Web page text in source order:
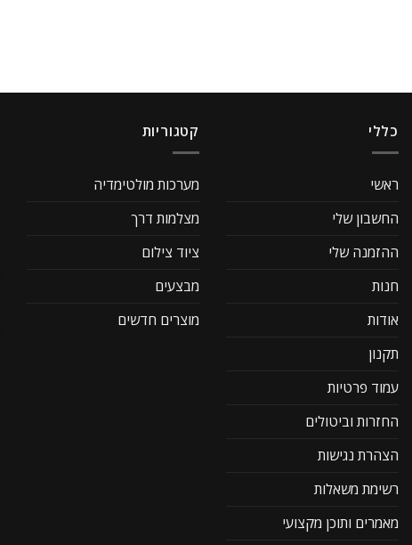
כללי
ראשי
החשבון שלי
ההזמנה שלי
חנות
אודות
תקנון
עמוד פרטיות
החזרות וביטולים
הצהרת נגישות
רשימת משאלות
מאמרים ותוכן מקצועי
קטגוריות
מערכות מולטימדיה
מצלמות דרך
ציוד צילום
מבצעים
מוצרים חדשים